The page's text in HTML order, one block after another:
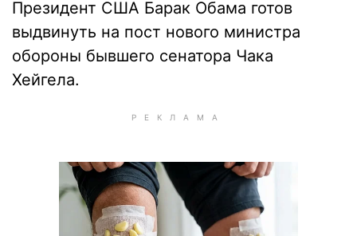
Президент США Барак Обама готов
выдвинуть на пост нового министра
обороны бывшего сенатора Чака
Хейгела.